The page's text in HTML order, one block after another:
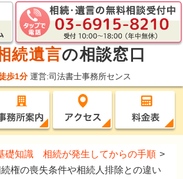
続遺言の相談窓口
歩1分運営:司法書士事務所センス
礎知識 相続が発生してからの手順 >
権の喪失条件や相続人排除との違い